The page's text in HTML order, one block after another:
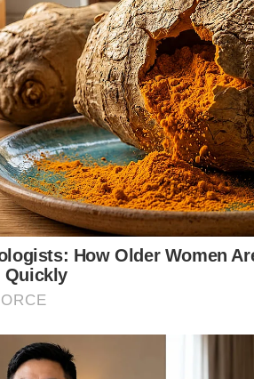
Artikel
Covid-19
Varian Covid-19
AS ketika
meningkat
Covid-19